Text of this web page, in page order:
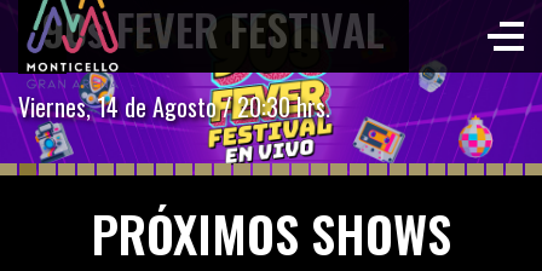
90s FEVER FESTIVAL
Viernes, 14 de Agosto / 20:30 hrs.
PRÓXIMOS SHOWS